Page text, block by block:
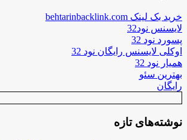
خرید بک لینک behtarinbacklink.com
لایسنس نود32
پسورد نود 32
اوکلی لایسنس رایگان نود 32
همیار نود 32
بهترین سئو
رایگان
نوشته‌های تازه